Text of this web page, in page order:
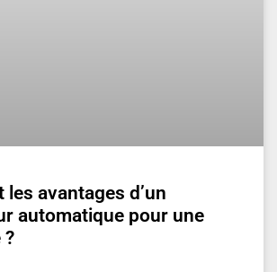
les avantages d’un
automatique pour une
?